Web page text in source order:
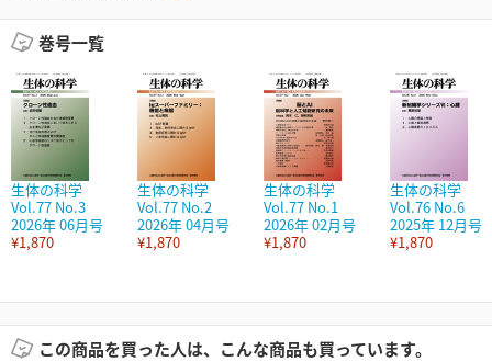
巻号一覧
生体の科学
Vol.77 No.3
2026年 06月号
¥1,870
生体の科学
Vol.77 No.2
2026年 04月号
¥1,870
生体の科学
Vol.77 No.1
2026年 02月号
¥1,870
生体の科学
Vol.76 No.6
2025年 12月号
¥1,870
この商品を買った人は、こんな商品も買っています。